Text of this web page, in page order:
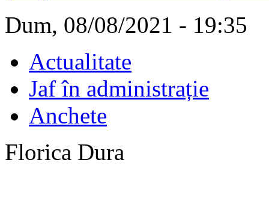
Dum, 08/08/2021 - 19:35
Actualitate
Jaf în administrație
Anchete
Florica Dura